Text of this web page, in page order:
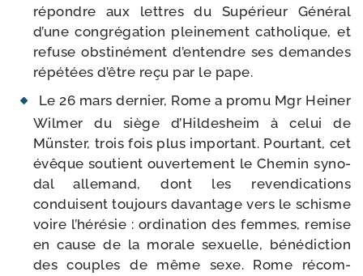
répondre aux lettres du Supérieur Général
d’une congré­ga­tion plei­ne­ment catho­lique, et
refuse obs­ti­né­ment d’entendre ses demandes
répé­tées d’être reçu par le pape.
Le 26 mars der­nier, Rome a pro­mu Mgr Heiner
Wilmer du siège d’Hildesheim à celui de
Münster, trois fois plus impor­tant. Pourtant, cet
évêque sou­tient ouver­te­ment le Chemin syno­
dal alle­mand, dont les reven­di­ca­tions
conduisent tou­jours davan­tage vers le schisme
voire l’hérésie : ordi­na­tion des femmes, remise
en cause de la morale sexuelle, béné­dic­tion
des couples de même sexe. Rome récom­